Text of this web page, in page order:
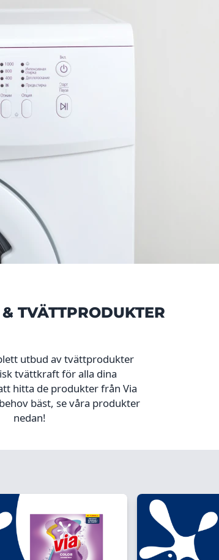
TVÄTTPRODUKTER
utbud av tvättprodukter
tvättkraft för alla dina
hitta de produkter från Via
bäst, se våra produkter
nedan!